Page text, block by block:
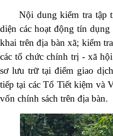
Nội dung kiểm tra tập
diện các hoạt động tín
khai trên địa bàn xã; kiểm
các tổ chức chính trị - xã
sơ lưu trữ tại điểm giao
tiếp tại các Tổ Tiết kiệm và
vốn chính sách trên địa bàn.